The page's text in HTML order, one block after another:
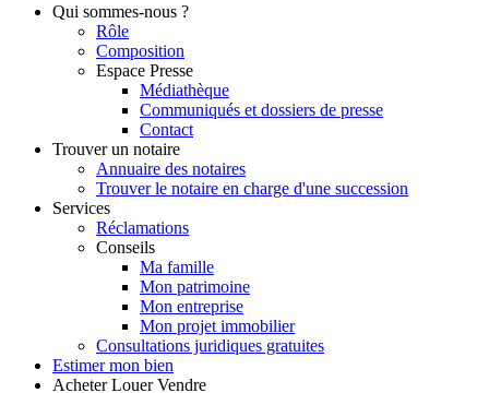
Qui sommes-nous ?
Rôle
Composition
Espace Presse
Médiathèque
Communiqués et dossiers de presse
Contact
Trouver un notaire
Annuaire des notaires
Trouver le notaire en charge d'une succession
Services
Réclamations
Conseils
Ma famille
Mon patrimoine
Mon entreprise
Mon projet immobilier
Consultations juridiques gratuites
Estimer mon bien
Acheter Louer Vendre